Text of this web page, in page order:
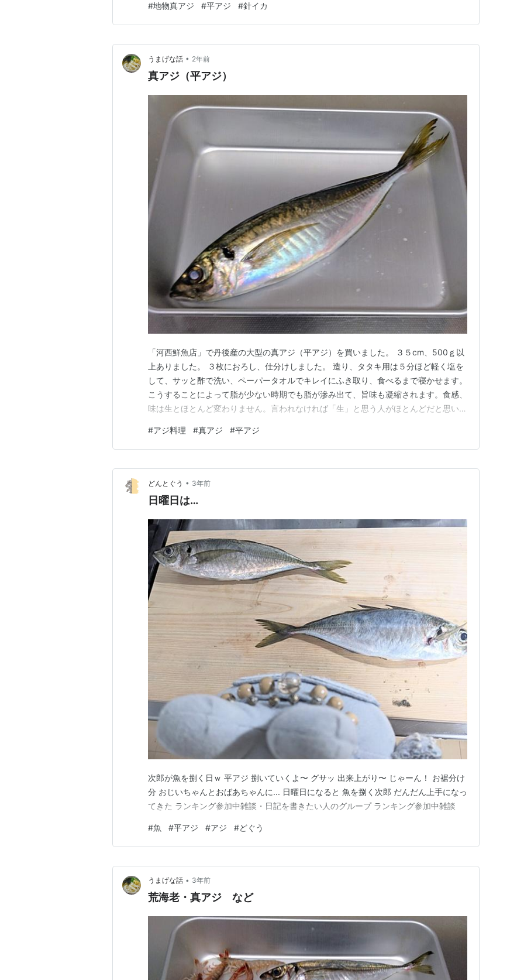
リコリした歯応えがあって、美味しかったです。 真アジのタタキ いつも食べています
が、旨いから飽きないんですよね。 おろし生姜、茗荷…
#地物真アジ #平アジ #針イカ
うまげな話 • 2年前
真アジ（平アジ）
「河西鮮魚店」で丹後産の大型の真アジ（平アジ）を買いました。 ３５cm、500ｇ以
上ありました。 ３枚におろし、仕分けしました。 造り、タタキ用は５分ほど軽く塩を
して、サッと酢で洗い、ペーパータオルでキレイにふき取り、食べるまで寝かせます。
こうすることによって脂が少ない時期でも脂が滲み出て、旨味も凝縮されます。食感、
味は生とほとんど変わりません。言われなければ「生」と思う人がほとんどだと思いま
います。 造り 歯応えよく、味も濃く、じんわりと脂も感じますね。 タタキ 薬味は大
葉、茗荷、生姜、胡麻です。自家製ポン酢で頂き…
#アジ料理 #真アジ #平アジ
どんとぐう • 3年前
日曜日は…
次郎が魚を捌く日ｗ 平アジ 捌いていくよ〜 グサッ 出来上がり〜 じゃーん！ お裾分け
分 おじいちゃんとおばあちゃんに... 日曜日になると 魚を捌く次郎 だんだん上手になっ
てきた ランキング参加中雑談・日記を書きたい人のグループ ランキング参加中雑談
#魚 #平アジ #アジ #どぐう
うまげな話 • 3年前
荒海老・真アジ など